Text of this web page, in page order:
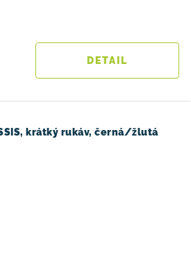
DETAIL
krátký rukáv, černá/žlutá